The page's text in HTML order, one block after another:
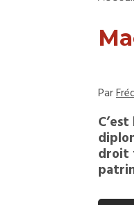
Par
droit